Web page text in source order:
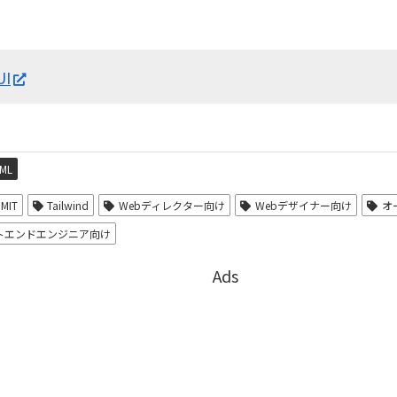
MIT Tailwind Webディレクター向け Webデザイナー向け
オ
エンドエンジニア向け
Ads